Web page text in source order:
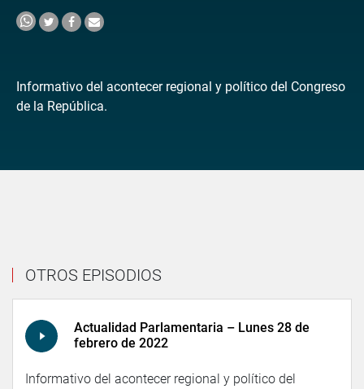
Informativo del acontecer regional y político del Congreso
de la República.
OTROS EPISODIOS
Actualidad Parlamentaria – Lunes 28 de
febrero de 2022
Informativo del acontecer regional y político del